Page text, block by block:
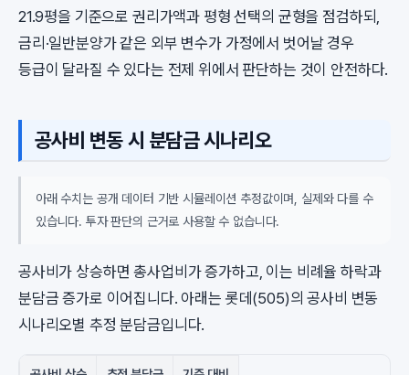
21.9평을 기준으로 권리가액과 평형 선택의 균형을 점검하되,
금리·일반분양가 같은 외부 변수가 가정에서 벗어날 경우
등급이 달라질 수 있다는 전제 위에서 판단하는 것이 안전하다.
공사비 변동 시 분담금 시나리오
아래 수치는 공개 데이터 기반 시뮬레이션 추정값이며, 실제와 다를 수
있습니다. 투자 판단의 근거로 사용할 수 없습니다.
공사비가 상승하면 총사업비가 증가하고, 이는 비례율 하락과
분담금 증가로 이어집니다. 아래는 롯데(505)의 공사비 변동
시나리오별 추정 분담금입니다.